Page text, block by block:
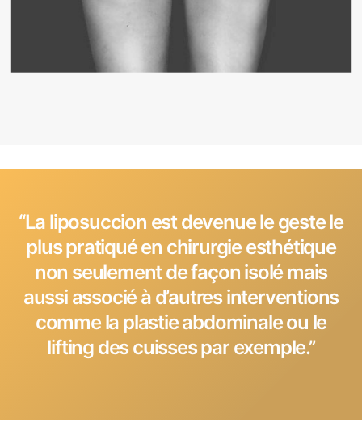
‘‘La liposuccion est devenue le geste le
plus pratiqué en chirurgie esthétique
non seulement de façon isolé mais
aussi associé à d’autres interventions
comme la plastie abdominale ou le
lifting des cuisses par exemple.’’